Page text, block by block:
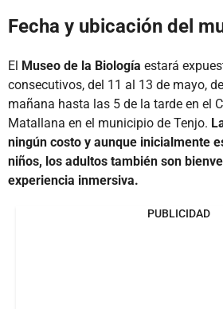
Fecha y ubicación del
El Museo de la Biología estará
consecutivos, del 11 al 13 de mayo,
mañana hasta las 5 de la tarde en el
Matallana en el municipio de Tenjo.
ningún costo y aunque inicialmente
niños, los adultos también son
experiencia inmersiva.
PUBLICIDAD